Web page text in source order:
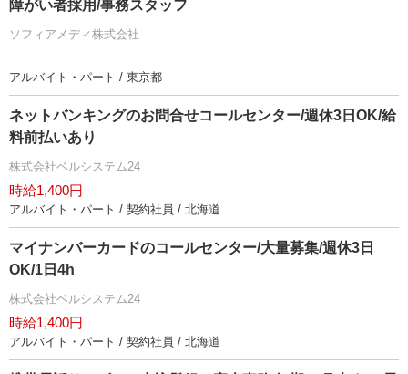
障がい者採用/事務スタッフ
ソフィアメディ株式会社
アルバイト・パート / 東京都
ネットバンキングのお問合せコールセンター/週休3日OK/給
料前払いあり
株式会社ベルシステム24
時給1,400円
アルバイト・パート / 契約社員 / 北海道
マイナンバーカードのコールセンター/大量募集/週休3日
OK/1日4h
株式会社ベルシステム24
時給1,400円
アルバイト・パート / 契約社員 / 北海道